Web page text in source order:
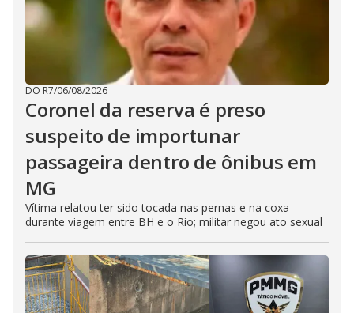
DO R7/06/08/2026
Coronel da reserva é preso
suspeito de importunar
passageira dentro de ônibus em
MG
Vítima relatou ter sido tocada nas pernas e na coxa
durante viagem entre BH e o Rio; militar negou ato sexual